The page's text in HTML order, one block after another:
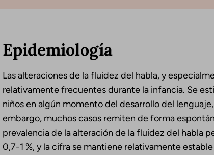
Epidemiología
Las alteraciones de la fluidez del habla, y
relativamente frecuentes durante la infancia. Se
niños en algún momento del desarrollo del
embargo, muchos casos remiten de forma
prevalencia de la alteración de la fluidez del habla
0,7-1 %, y la cifra se mantiene relativamente